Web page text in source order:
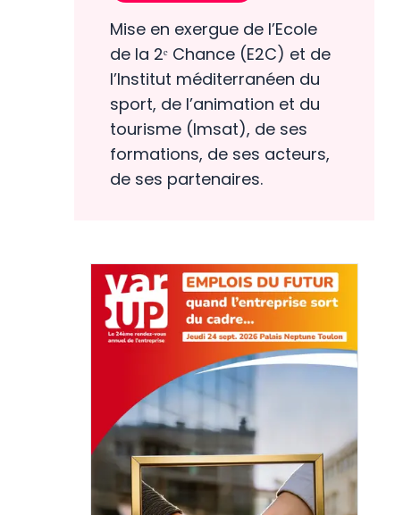
Mise en exergue de l’Ecole
de la 2ᵉ Chance (E2C) et de
l’Institut méditerranéen du
sport, de l’animation et du
tourisme (Imsat), de ses
formations, de ses acteurs,
de ses partenaires.